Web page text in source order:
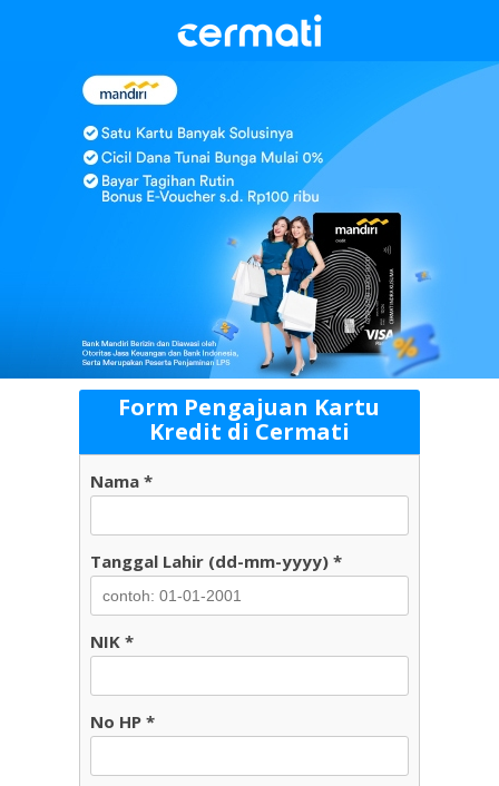
Nama *
Tanggal Lahir (dd-mm-yyyy) *
NIK *
No HP *
Form Pengajuan Kartu
Kredit di Cermati